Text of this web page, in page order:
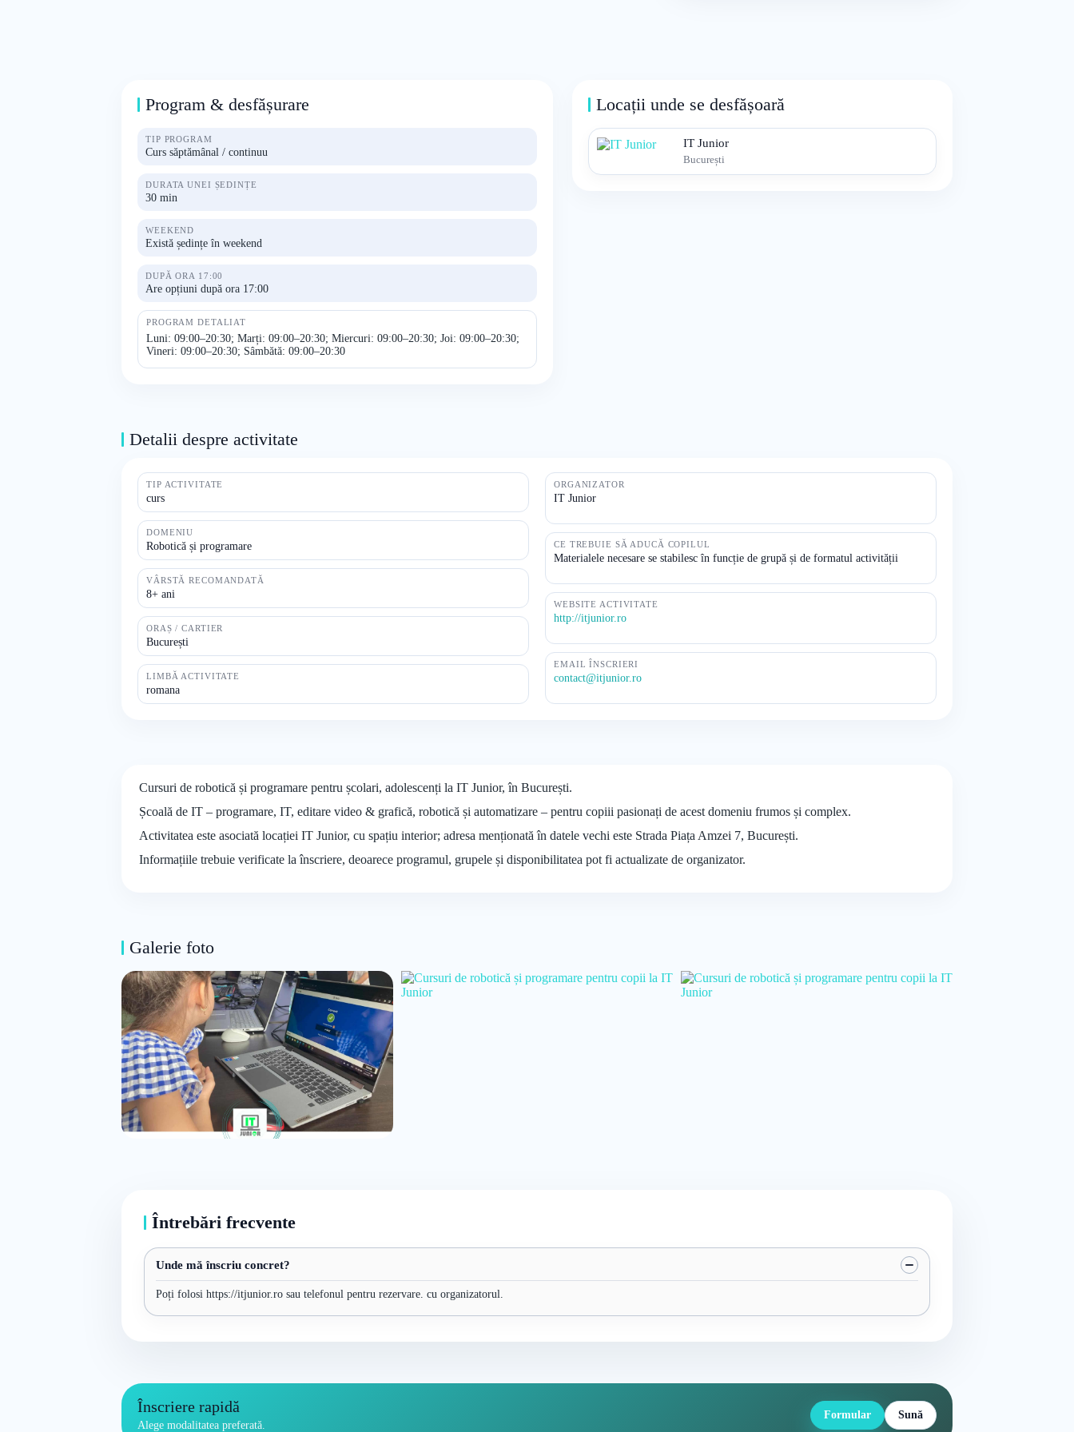
Program & desfășurare
TIP PROGRAM
Curs săptămânal / continuu
DURATA UNEI ȘEDINȚE
30 min
WEEKEND
Există ședințe în weekend
DUPĂ ORA 17:00
Are opțiuni după ora 17:00
PROGRAM DETALIAT
Luni: 09:00–20:30; Marți: 09:00–20:30; Miercuri: 09:00–20:30; Joi: 09:00–20:30;
Vineri: 09:00–20:30; Sâmbătă: 09:00–20:30
Locații unde se desfășoară
IT Junior
București
Detalii despre activitate
TIP ACTIVITATE
curs
DOMENIU
Robotică și programare
VÂRSTĂ RECOMANDATĂ
8+ ani
ORAȘ / CARTIER
București
LIMBĂ ACTIVITATE
romana
ORGANIZATOR
IT Junior
CE TREBUIE SĂ ADUCĂ COPILUL
Materialele necesare se stabilesc în funcție de grupă și de formatul activității
WEBSITE ACTIVITATE
http://itjunior.ro
EMAIL ÎNSCRIERI
contact@itjunior.ro
Cursuri de robotică și programare pentru școlari, adolescenți la IT Junior, în București.
Școală de IT – programare, IT, editare video & grafică, robotică și automatizare – pentru copiii pasionați de acest domeniu frumos și complex.
Activitatea este asociată locației IT Junior, cu spațiu interior; adresa menționată în datele vechi este Strada Piața Amzei 7, București.
Informațiile trebuie verificate la înscriere, deoarece programul, grupele și disponibilitatea pot fi actualizate de organizator.
Galerie foto
Întrebări frecvente
Unde mă înscriu concret?
Poți folosi https://itjunior.ro sau telefonul pentru rezervare. cu organizatorul.
Înscriere rapidă
Alege modalitatea preferată.
Formular Sună